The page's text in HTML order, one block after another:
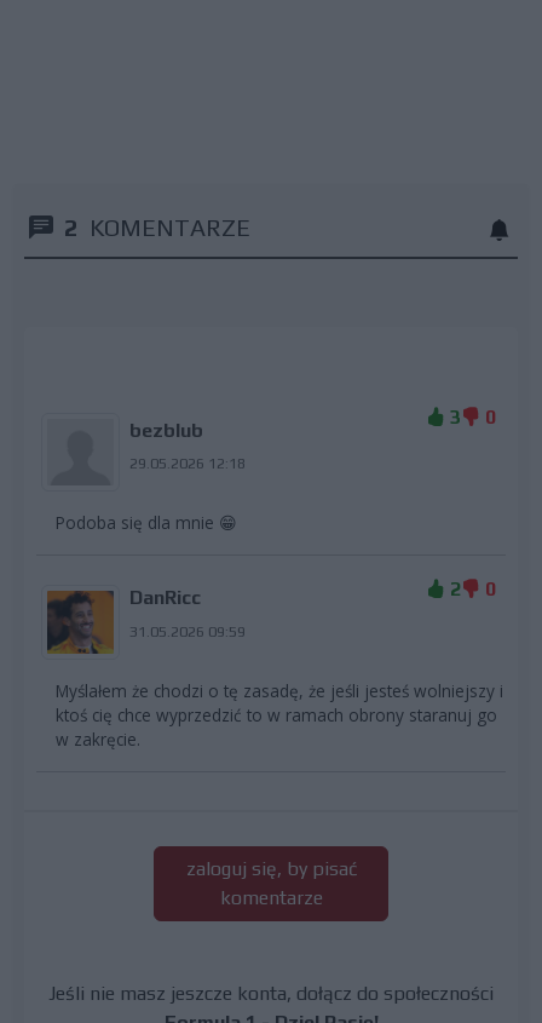
2 KOMENTARZE
bezblub
29.05.2026 12:18
3 0
Podoba się dla mnie 😁
DanRicc
31.05.2026 09:59
2 0
Myślałem że chodzi o tę zasadę, że jeśli jesteś wolniejszy i
ktoś cię chce wyprzedzić to w ramach obrony staranuj go
w zakręcie.
zaloguj się, by pisać
komentarze
Jeśli nie masz jeszcze konta, dołącz do społeczności